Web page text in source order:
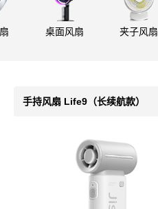
桌面风扇 夹子风扇
手持风扇 Life9（长续航款）